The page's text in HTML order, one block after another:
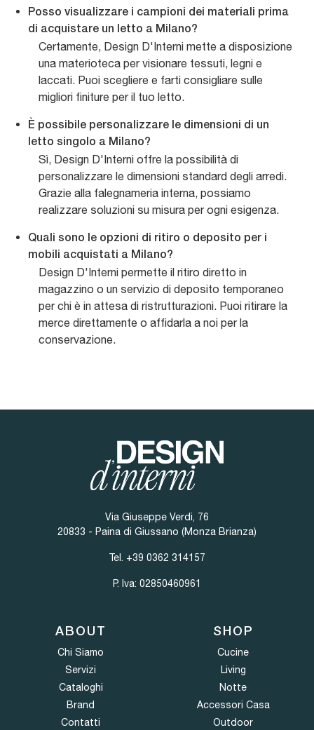
Posso visualizzare i campioni dei materiali prima
di acquistare un letto a Milano?
Certamente, Design D'Interni mette a disposizione
una materioteca per visionare tessuti, legni e
laccati. Puoi scegliere e farti consigliare sulle
migliori finiture per il tuo letto.
È possibile personalizzare le dimensioni di un
letto singolo a Milano?
Sì, Design D'Interni offre la possibilità di
personalizzare le dimensioni standard degli arredi.
Grazie alla falegnameria interna, possiamo
realizzare soluzioni su misura per ogni esigenza.
Quali sono le opzioni di ritiro o deposito per i
mobili acquistati a Milano?
Design D'Interni permette il ritiro diretto in
magazzino o un servizio di deposito temporaneo
per chi è in attesa di ristrutturazioni. Puoi ritirare la
merce direttamente o affidarla a noi per la
conservazione.
Via Giuseppe Verdi, 76
20833 - Paina di Giussano (Monza Brianza)
Tel. +39 0362 314157
P. Iva: 02850460961
ABOUT
Chi Siamo
Servizi
Cataloghi
Brand
Contatti
SHOP
Cucine
Living
Notte
Accessori Casa
Outdoor